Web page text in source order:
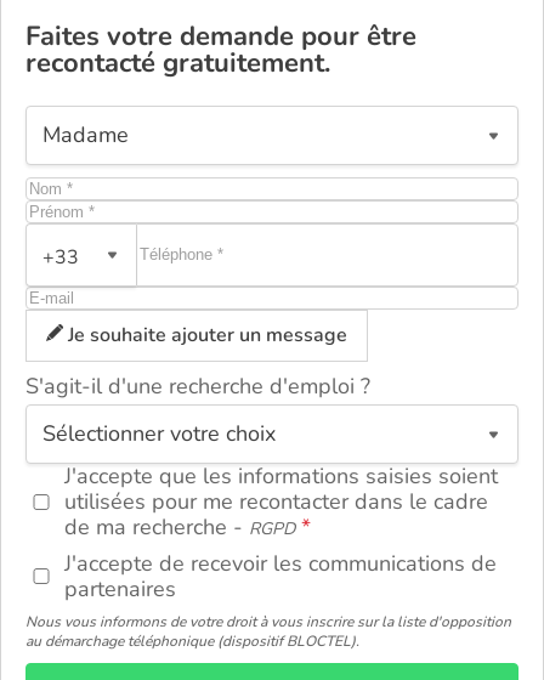
Faites votre demande pour être
recontacté gratuitement.
+33
Je souhaite ajouter un message
S'agit-il d'une recherche d'emploi ?
J'accepte que les informations saisies soient
utilisées pour me recontacter dans le cadre
de ma recherche - RGPD
J'accepte de recevoir les communications de
partenaires
Nous vous informons de votre droit à vous inscrire sur la liste d'opposition
au démarchage téléphonique (dispositif BLOCTEL).
ou